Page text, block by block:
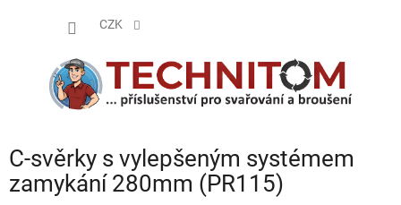
CZK
C-svěrky s vylepšeným systémem
zamykání 280mm (PR115)